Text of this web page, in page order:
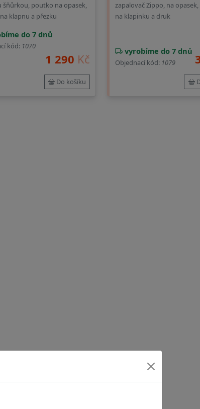
šňůrkou, poutko na opasek,
klapnu a přezku
do 7 dnů
kód:1070
1 290 Kč
Do košíku
zapalovač Zippo, na
na klapinku a druk
vyrobíme do 7 dnů
Objednací kód: 1079